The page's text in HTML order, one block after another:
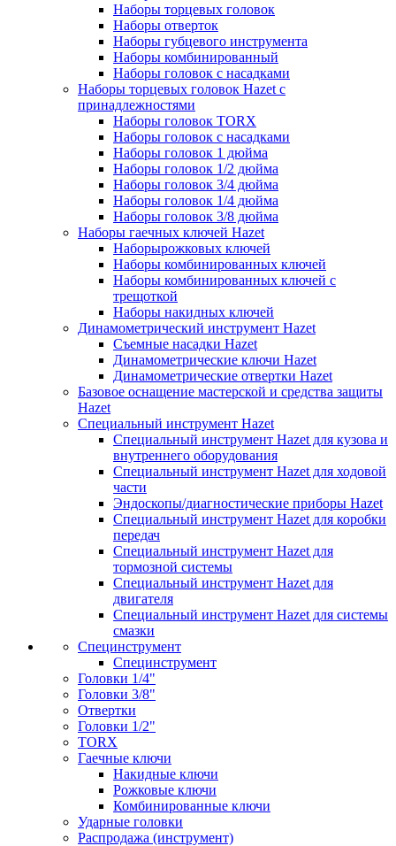
Наборы торцевых головок
Наборы отверток
Наборы губцевого инструмента
Наборы комбинированный
Наборы головок с насадками
Наборы торцевых головок Hazet с
принадлежностями
Наборы головок TORX
Наборы головок с насадками
Наборы головок 1 дюйма
Наборы головок 1/2 дюйма
Наборы головок 3/4 дюйма
Наборы головок 1/4 дюйма
Наборы головок 3/8 дюйма
Наборы гаечных ключей Hazet
Наборырожковых ключей
Наборы комбинированных ключей
Наборы комбинированных ключей с
трещоткой
Наборы накидных ключей
Динамометрический инструмент Hazet
Съемные насадки Hazet
Динамометрические ключи Hazet
Динамометрические отвертки Hazet
Базовое оснащение мастерской и средства защиты
Hazet
Специальный инструмент Hazet
Специальный инструмент Hazet для кузова и
внутреннего оборудования
Специальный инструмент Hazet для ходовой
части
Эндоскопы/диагностические приборы Hazet
Специальный инструмент Hazet для коробки
передач
Специальный инструмент Hazet для
тормозной системы
Специальный инструмент Hazet для
двигателя
Специальный инструмент Hazet для системы
смазки
Специнструмент
Специнструмент
Головки 1/4"
Головки 3/8"
Отвертки
Головки 1/2"
TORX
Гаечные ключи
Накидные ключи
Рожковые ключи
Комбинированные ключи
Ударные головки
Распродажа (инструмент)